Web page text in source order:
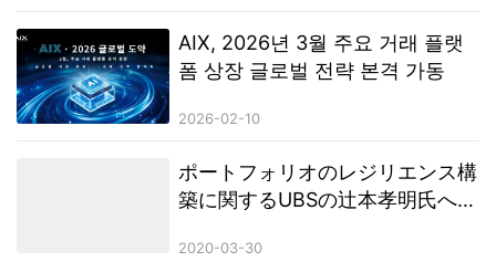
AIX, 2026년 3월 주요 거래 플랫
폼 상장 글로벌 전략 본격 가동
2026-02-10
ポートフォリオのレジリエンス構
築に関するUBSの辻本孝明氏への
2020-03-30